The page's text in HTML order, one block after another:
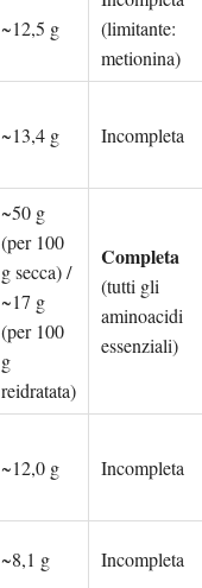
~12,5 g
(limitante:
metionina)
~13,4 g Incompleta
~50 g
(per 100
g secca) /
~17 g
(per 100
g
reidratata)
Completa
(tutti gli
aminoacidi
essenziali)
~12,0 g Incompleta
~8,1 g Incompleta